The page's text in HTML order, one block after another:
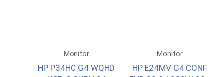
Monitor
HP P34HC G4 WQHD
Monitor
HP E24MV G4 CONF